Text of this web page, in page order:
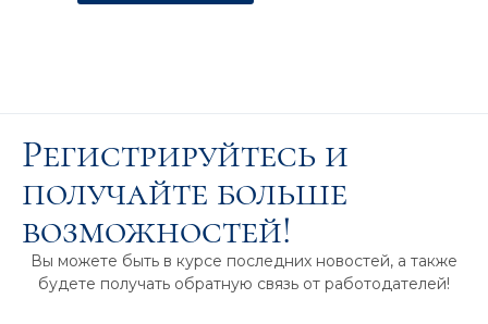
Регистрируйтесь и
получайте больше
возможностей!
Вы можете быть в курсе последних новостей, а также
будете получать обратную связь от работодателей!